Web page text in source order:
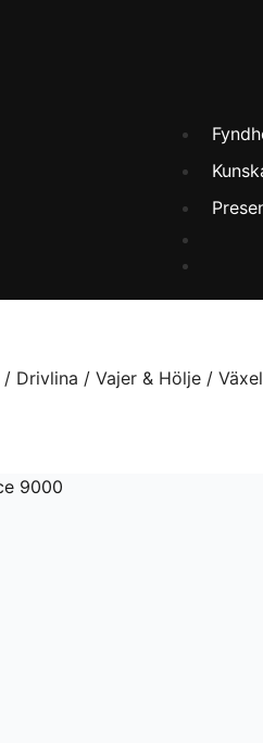
/ Drivlina / Vajer & Hölje /